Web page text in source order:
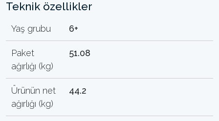
Teknik özellikler
Yaş grubu 6+
Paket
ağırlığı (kg)
51.08
Ürünün net
ağırlığı (kg)
44.2